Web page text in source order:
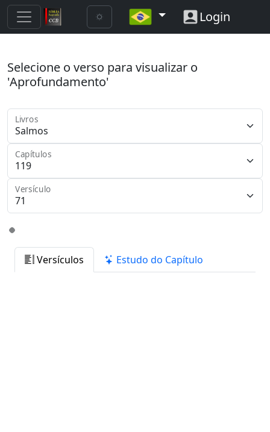
Login
Selecione o verso para visualizar o
'Aprofundamento'
Livros
Capítulos
Versículo
Versículos Estudo do Capítulo